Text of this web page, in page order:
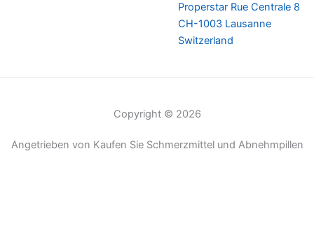
Properstar Rue Centrale 8
CH-1003 Lausanne
Switzerland
Copyright © 2026
Angetrieben von Kaufen Sie Schmerzmittel und Abnehmpillen